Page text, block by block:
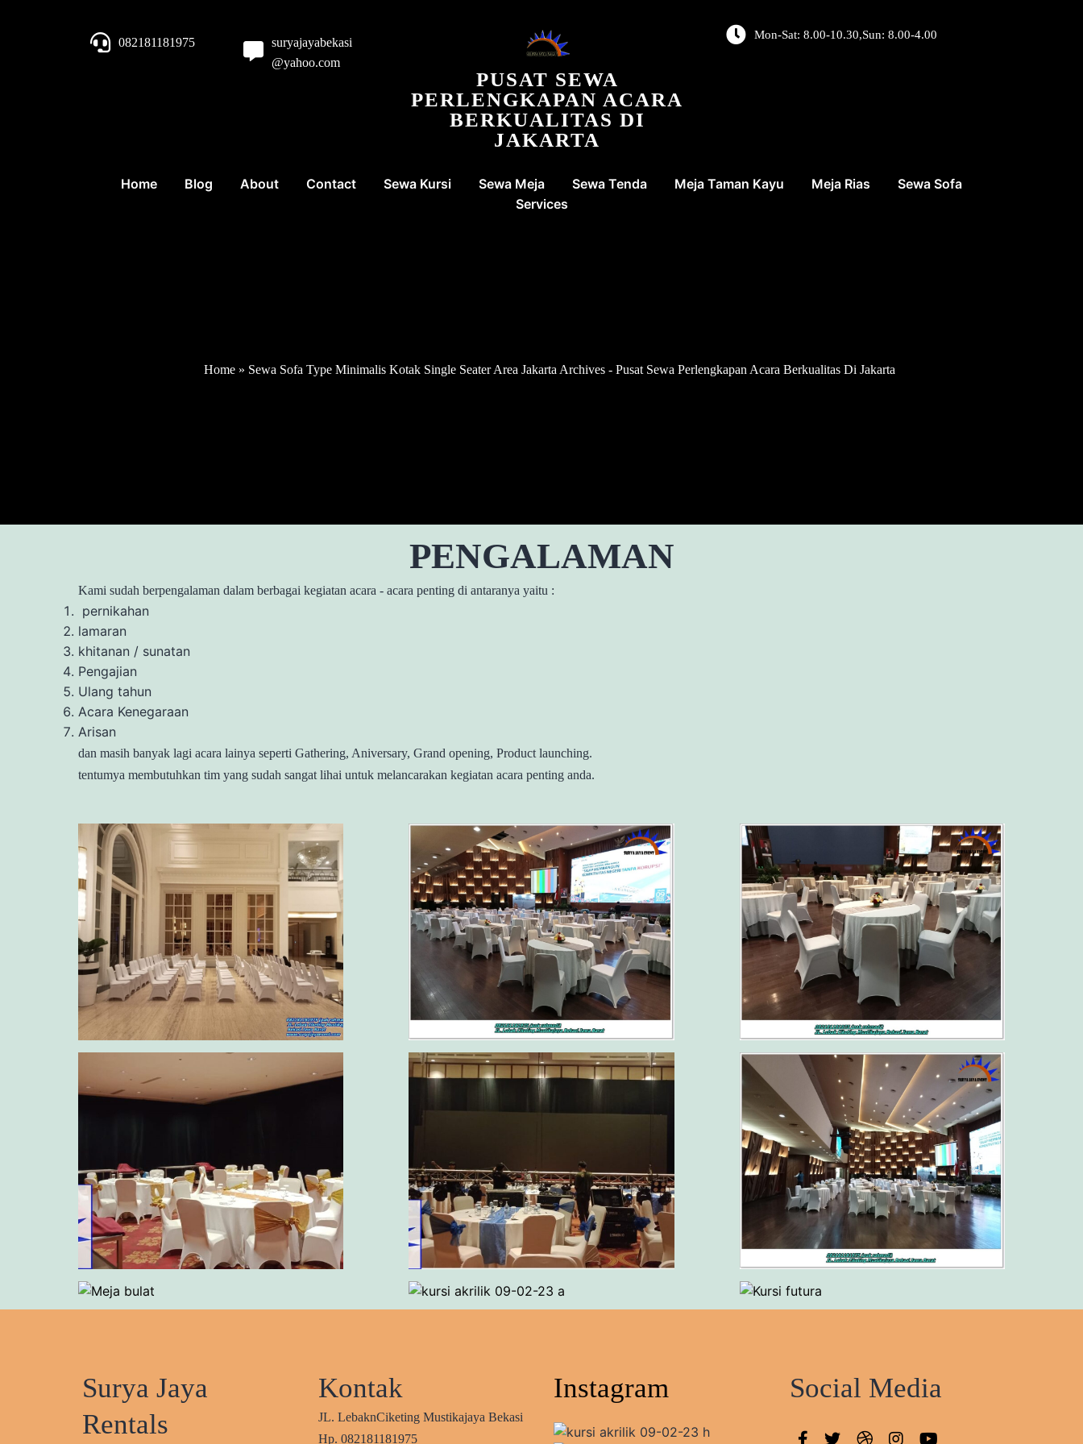
082181181975
suryajayabekasi
@yahoo.com
PUSAT SEWA
PERLENGKAPAN ACARA
BERKUALITAS DI
JAKARTA
Mon-Sat: 8.00-10.30,Sun: 8.00-4.00
Home Blog About Contact Sewa Kursi Sewa Meja Sewa Tenda Meja Taman Kayu Meja Rias
Sewa Sofa
Services
Home » Sewa Sofa Type Minimalis Kotak Single Seater Area Jakarta Archives - Pusat Sewa Perlengkapan Acara Berkualitas Di Jakarta
PENGALAMAN
Kami sudah berpengalaman dalam berbagai kegiatan acara - acara penting di antaranya yaitu :
pernikahan
lamaran
khitanan / sunatan
Pengajian
Ulang tahun
Acara Kenegaraan
Arisan
dan masih banyak lagi acara lainya seperti Gathering, Aniversary, Grand opening, Product launching.
tentumya membutuhkan tim yang sudah sangat lihai untuk melancarakan kegiatan acara penting anda.
Surya Jaya
Rentals
Kontak
JL. LebaknCiketing Mustikajaya Bekasi
Hp. 082181181975
Instagram Social Media